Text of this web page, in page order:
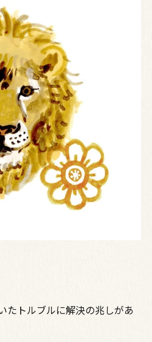
たトルブルに解決の兆しがあ